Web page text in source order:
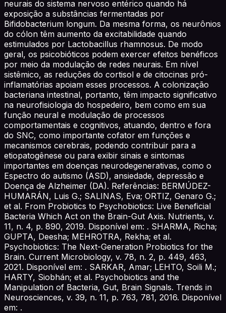
neurais do sistema nervoso entérico quando há
exposição a substâncias fermentadas por
Bifidobacterium longum. Da mesma forma, os neurônios
do cólon têm aumento da excitabilidade quando
estimulados por Lactobacillus rhamnosus. De modo
geral, os psicobióticos podem exercer efeitos benéficos
por meio da modulação de redes neurais. Em nível
sistêmico, as reduções do cortisol e de citocinas pró-
inflamatórias apoiam esses processos. A colonização
bacteriana intestinal, portanto, têm impacto significativo
na neurofisiologia do hospedeiro, bem como em sua
função neural e modulação de processos
comportamentais e cognitivos, atuando, dentro e fora
do SNC, como importante cofator em funções e
mecanismos cerebrais, podendo contribuir para a
etiopatogênese ou para exibir sinais e sintomas
importantes em doenças neurodegenerativas, como o
Espectro do autismo (ASD), ansiedade, depressão e
Doença de Alzheimer (DA). Referências: BERMÚDEZ-
HUMARÁN, Luis G.; SALINAS, Eva; ORTIZ, Genaro G.;
et al. From Probiotics to Psychobiotics: Live Beneficial
Bacteria Which Act on the Brain-Gut Axis. Nutrients, v.
11, n. 4, p. 890, 2019. Disponível em: . SHARMA, Richa;
GUPTA, Deesha; MEHROTRA, Rekha; et al.
Psychobiotics: The Next-Generation Probiotics for the
Brain. Current Microbiology, v. 78, n. 2, p. 449, 463,
2021. Disponível em: . ‌SARKAR, Amar; LEHTO, Soili M.;
HARTY, Siobhán; et al. Psychobiotics and the
Manipulation of Bacteria, Gut, Brain Signals. Trends in
Neurosciences, v. 39, n. 11, p. 763, 781, 2016. Disponível
em: .